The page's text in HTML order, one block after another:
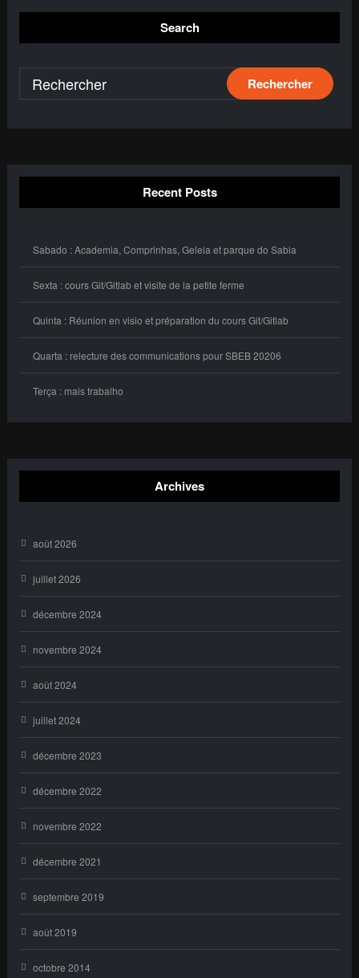
Search
Recent Posts
Sabado : Academia, Comprinhas, Geleia et parque do Sabia
Sexta : cours Git/Gitlab et visite de la petite ferme
Quinta : Réunion en visio et préparation du cours Git/Gitlab
Quarta : relecture des communications pour SBEB 20206
Terça : mais trabalho
Archives
août 2026
juillet 2026
décembre 2024
novembre 2024
août 2024
juillet 2024
décembre 2023
décembre 2022
novembre 2022
décembre 2021
septembre 2019
août 2019
octobre 2014